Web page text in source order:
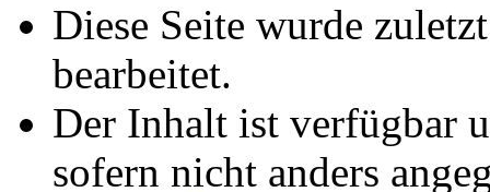
Diese Seite wurde
bearbeitet.
Der Inhalt ist verfügbar
sofern nicht anders